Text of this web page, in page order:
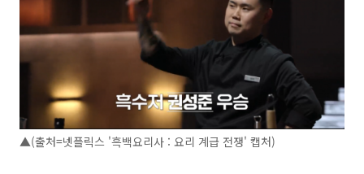
▲(출처=넷플릭스 '흑백요리사 : 요리 계급 전쟁' 캡처)